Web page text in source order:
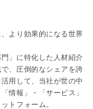
より効果的になる世界
」に特化した人材紹介
、圧倒的なシェアを誇
用して、当社が世の中
情報」・「サービス」
トフォーム。